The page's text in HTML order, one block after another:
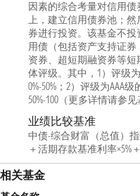
因素的综合考量对信用
上，建立信用债券池；
券进行投资。该基金不投
用债（包括资产支持证
资券、超短期融资券等
体评级。其中，1）评级
0%-50%；2）评级为AAA
50%-100（更多详情请参
业绩比较基准
中债-综合财富（总值）指
＋活期存款基准利率×5%
相关基金